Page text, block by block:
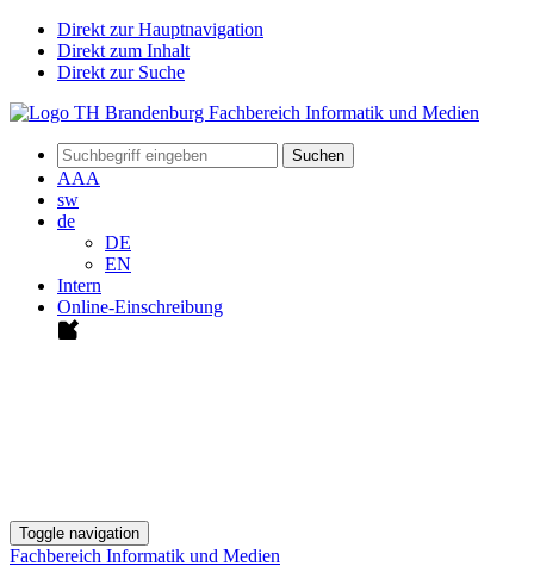
Direkt zur Hauptnavigation
Direkt zum Inhalt
Direkt zur Suche
Suchen
AAA
sw
de
DE
EN
Intern
Online-Einschreibung
Toggle navigation
Fachbereich Informatik und Medien